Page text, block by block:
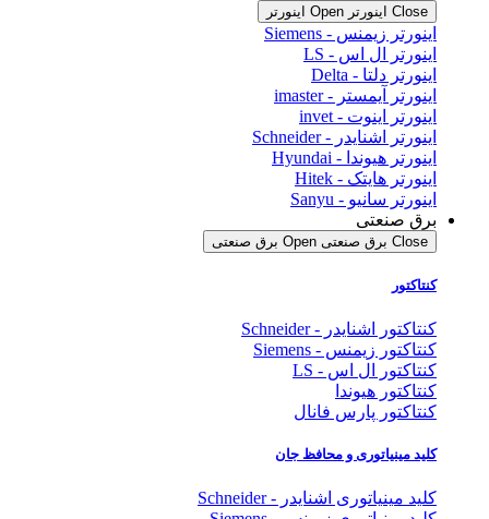
Close اینورتر Open اینورتر
اینورتر زیمنس - Siemens
اینورتر ال اس - LS
اینورتر دلتا - Delta
اینورتر آیمستر - imaster
اینورتر اینوت - invet
اینورتر اشنایدر - Schneider
اینورتر هیوندا - Hyundai
اینورتر هایتک - Hitek
اینورتر سانیو - Sanyu
برق صنعتی
Close برق صنعتی Open برق صنعتی
کنتاکتور
کنتاکتور اشنایدر - Schneider
کنتاکتور زیمنس - Siemens
کنتاکتور ال اس - LS
کنتاکتور هیوندا
کنتاکتور پارس فانال
کلید مینیاتوری و محافظ جان
کلید مینیاتوری اشنایدر - Schneider